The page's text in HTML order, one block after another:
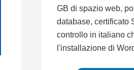
GB di spazio web,
database, certificato
controllo in italiano
l'installazione di